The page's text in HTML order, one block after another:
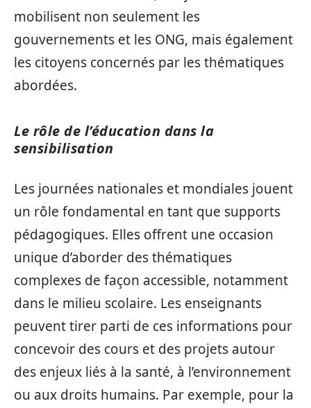
mobilisent non seulement les
gouvernements et les ONG, mais également
les citoyens concernés par les thématiques
abordées.
Le rôle de l’éducation dans la
sensibilisation
Les journées nationales et mondiales jouent
un rôle fondamental en tant que supports
pédagogiques. Elles offrent une occasion
unique d’aborder des thématiques
complexes de façon accessible, notamment
dans le milieu scolaire. Les enseignants
peuvent tirer parti de ces informations pour
concevoir des cours et des projets autour
des enjeux liés à la santé, à l’environnement
ou aux droits humains. Par exemple, pour la